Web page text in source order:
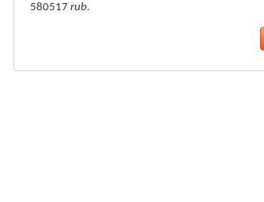
580517 rub.